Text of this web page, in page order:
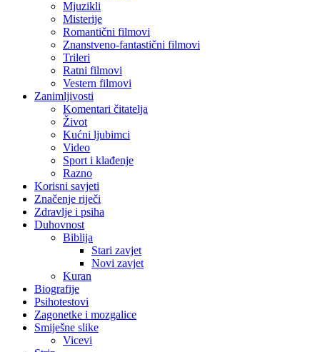
Mjuzikli
Misterije
Romantični filmovi
Znanstveno-fantastični filmovi
Trileri
Ratni filmovi
Vestern filmovi
Zanimljivosti
Komentari čitatelja
Život
Kućni ljubimci
Video
Sport i klađenje
Razno
Korisni savjeti
Značenje riječi
Zdravlje i psiha
Duhovnost
Biblija
Stari zavjet
Novi zavjet
Kuran
Biografije
Psihotestovi
Zagonetke i mozgalice
Smiješne slike
Vicevi